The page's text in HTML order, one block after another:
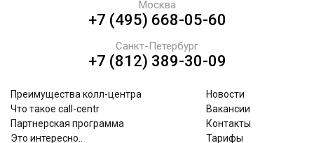
+7 (495) 668-05-60
Москва
+7 (812) 389-30-09
Санкт-Петербург
Преимущества колл-центра
Что такое call-centr
Партнерская программа
Это интересно..
Новости
Вакансии
Контакты
Тарифы